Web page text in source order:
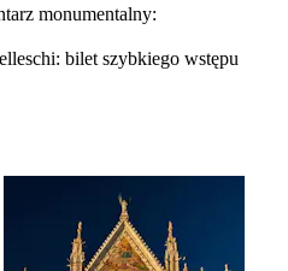
monumentalny:
bilet szybkiego wstępu